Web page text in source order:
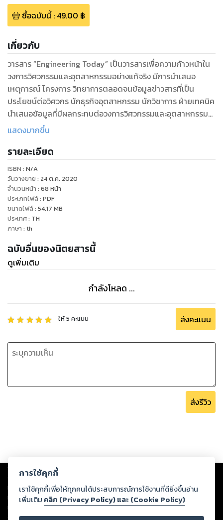
ซื้อฉบับนี้: 49.00 ฿
เกี่ยวกับ
วารสาร “Engineering Today” เป็นวารสารเพื่อความก้าวหน้าใน
วงการวิศวกรรมและอุตสาหกรรมอย่างแท้จริง มีการนำเสนอ
เหตุการณ์ โครงการ วิทยาการตลอดจนข้อมูลข่าวสารที่เป็น
ประโยชน์ต่อวิศวกร นักธุรกิจอุตสาหกรรม นักวิชาการ ฝ่ายเทคนิค
นำเสนอข้อมูลที่มีผลกระทบต่อวงการวิศวกรรมและอุตสาหกรรม
ซึ่งผู้อ่านวารสาร “Engineering Today” ย่อมที่จะเป็นผู้ก้าวทันต่อ
แสดงมากขึ้น
รายละเอียด
ISBN : N/A
วันวางขาย : 24 ต.ค. 2020
จำนวนหน้า : 68 หน้า
ประเภทไฟล์: PDF
ขนาดไฟล์: 54.17 MB
ประเทศ: TH
ภาษา : th
ฉบับอื่นของนิตยสารนี้
ดูเพิ่มเติม
กำลังโหลด ...
ให้5 คะแนน ส่งคะแนน
ส่งรีวิว
Copyright © 2026
ต่อผลงานหรือเนื้อหาใดที่อัปโหลดผ่านเว็บไซต์และปรากฏว่าละเมิดสิทธิใน
ทรัพย์สินทางปัญญาของบุคคลอื่นหรือขัดต่อกฎหมายและศีลธรรม ดังนั้น ผู้อ่าน
ทุกท่านโปรดใช้วิจารณญาณในการกลั่นกรองด้วยตนเอง และหากท่านพบว่าส่วน
หนึ่งส่วนใดขัดต่อกฎหมายและศีลธรรม กรุณาแจ้งมายังบริษัท เพื่อทีมงานจะได้
ดำเนินการในทันที ทั้งนี้ ทางสตอรี่ล็อกขอสงวนลิขสิทธิ์ตามพระราชบัญญัติ
การใช้คุกกี้
เราใช้คุกกี้เพื่อให้ทุกคนได้ประสบการณ์การใช้งานที่ดียิ่งขึ้นอ่าน
เพิ่มเติม คลิก (Privacy Policy) และ (Cookie Policy)